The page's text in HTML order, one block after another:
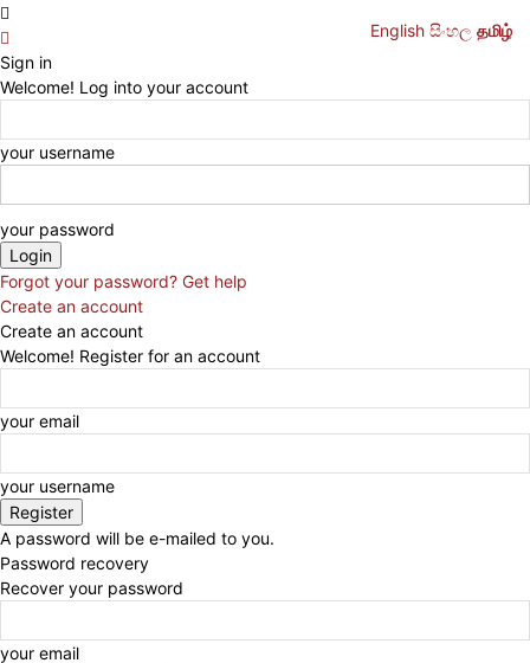
Sign in
Welcome! Log into your account
your username
your password
Forgot your password? Get help
Create an account
Create an account
Welcome! Register for an account
your email
your username
A password will be e-mailed to you.
Password recovery
Recover your password
your email
English සිංහල தமிழ்